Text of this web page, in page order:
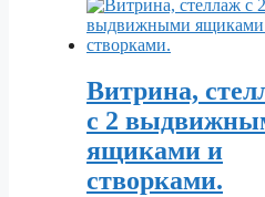
Витрина,
с 2
ящиками и
створками.